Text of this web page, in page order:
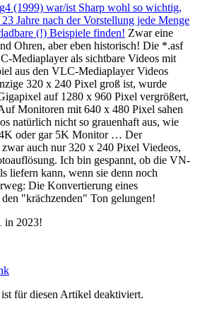
(1999) war/ist Sharp wohl so wichtig,
Jahre nach der Vorstellung jede Menge
(!) Beispiele finden! Zwar eine
Ohren, aber eben historisch! Die *.asf
Mediaplayer als sichtbare Videos mit
aus den VLC-Mediaplayer Videos
320 x 240 Pixel groß ist, wurde
auf 1280 x 960 Pixel vergrößert,
Monitoren mit 640 x 480 Pixel sahen
natürlich nicht so grauenhaft aus, wie
oder gar 5K Monitor … Der
auch nur 320 x 240 Pixel Viedeos,
Ich bin gespannt, ob die VN-
liefern kann, wenn sie denn noch
Die Konvertierung eines
"krächzenden" Ton gelungen!
in 2023!
für diesen Artikel deaktiviert.